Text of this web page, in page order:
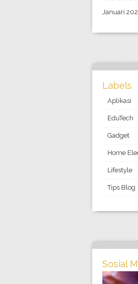
Januari
Labels
Aplikasi
EduTech
Gadget
Home
Lifestyle
Tips Blog
Sosial